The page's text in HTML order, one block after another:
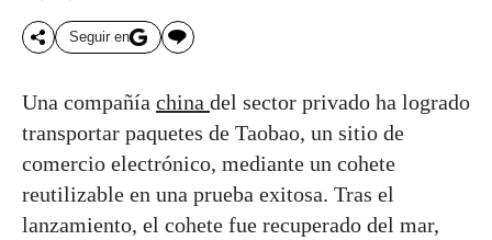
Seguir en
Una compañía china del sector privado ha logrado
transportar paquetes de Taobao, un sitio de
comercio electrónico, mediante un cohete
reutilizable en una prueba exitosa. Tras el
lanzamiento, el cohete fue recuperado del mar,